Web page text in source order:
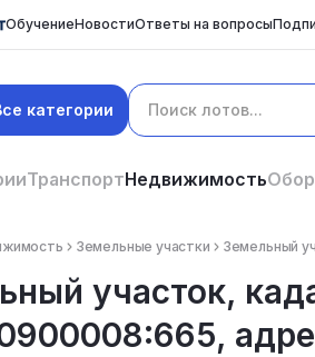
ОбучениеНовостиОтветы на вопросы
категории
ТранспортНедвижимость
Земельные участки Земельный
участок,